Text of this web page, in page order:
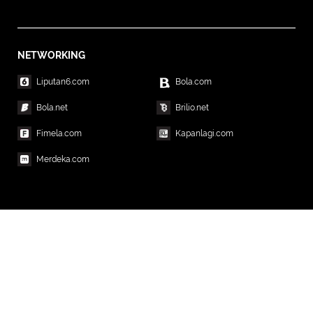
NETWORKING
Liputan6.com Bola.com
Bola.net Brilio.net
Fimela.com Kapanlagi.com
Merdeka.com